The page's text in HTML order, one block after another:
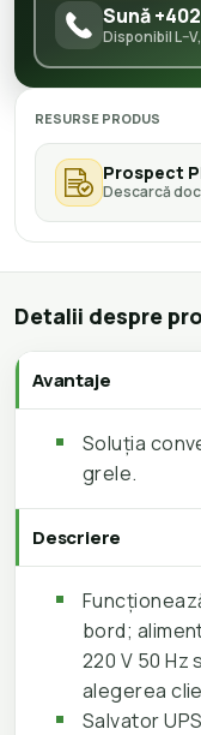
Sună
Disponibil
RESURSE PRODUS
Prospect
Descarcă
Detalii despre
Avantaje
Soluția
grele.
Descriere
bord;
220 V 50 Hz
alegerea
Salvator